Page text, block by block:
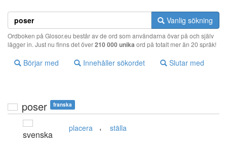
Vanlig sökning
Ordboken på Glosor.eu består av de ord som användarna övar på och själv
lägger in. Just nu finns det över210 000 unika ord på totalt mer än 20 språk!
Börjar med Innehåller sökordet Slutar med
poser franska
svenska
placera , ställa